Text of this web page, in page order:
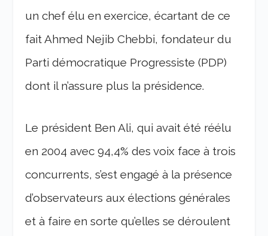
un chef élu en exercice, écartant de ce
fait Ahmed Nejib Chebbi, fondateur du
Parti démocratique Progressiste (PDP)
dont il n’assure plus la présidence.
Le président Ben Ali, qui avait été réélu
en 2004 avec 94,4% des voix face à trois
concurrents, s’est engagé à la présence
d’observateurs aux élections générales
et à faire en sorte qu’elles se déroulent